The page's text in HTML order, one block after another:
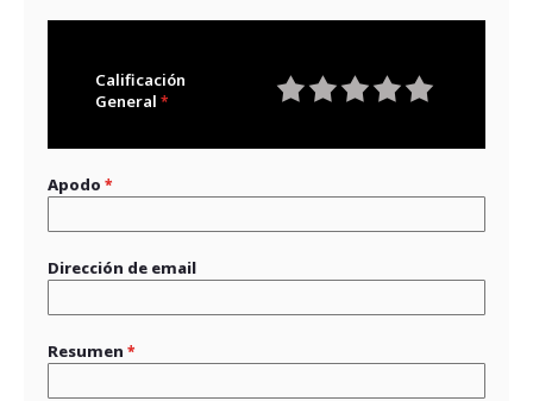
Calificación
General
Apodo
Dirección de email
Resumen